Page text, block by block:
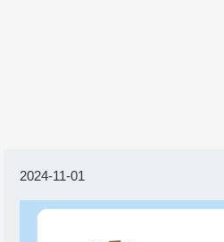
2024-11-01